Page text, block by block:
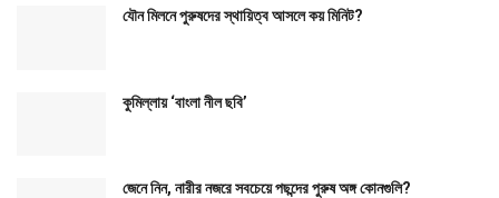
যৌন মিলনে পুরুষদের স্থায়িত্ব আসলে কয় মিনিট?
কুমিল্লায় ‘বাংলা নীল ছবি’
জেনে নিন, নারীর নজরে সবচেয়ে পছন্দের পুরুষ অঙ্গ কোনগুলি?